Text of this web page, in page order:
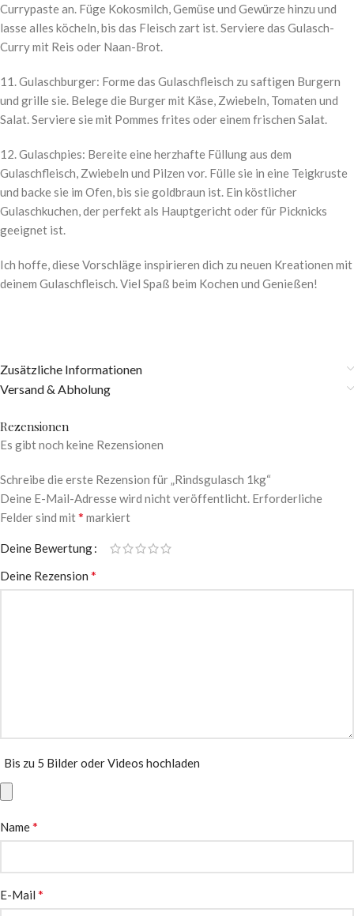
Currypaste an. Füge Kokosmilch, Gemüse und Gewürze hinzu und
lasse alles köcheln, bis das Fleisch zart ist. Serviere das Gulasch-
Curry mit Reis oder Naan-Brot.
11. Gulaschburger: Forme das Gulaschfleisch zu saftigen Burgern
und grille sie. Belege die Burger mit Käse, Zwiebeln, Tomaten und
Salat. Serviere sie mit Pommes frites oder einem frischen Salat.
12. Gulaschpies: Bereite eine herzhafte Füllung aus dem
Gulaschfleisch, Zwiebeln und Pilzen vor. Fülle sie in eine Teigkruste
und backe sie im Ofen, bis sie goldbraun ist. Ein köstlicher
Gulaschkuchen, der perfekt als Hauptgericht oder für Picknicks
geeignet ist.
Ich hoffe, diese Vorschläge inspirieren dich zu neuen Kreationen mit
deinem Gulaschfleisch. Viel Spaß beim Kochen und Genießen!
Zusätzliche Informationen
Versand & Abholung
Rezensionen
Es gibt noch keine Rezensionen
Schreibe die erste Rezension für „Rindsgulasch 1kg“
Deine E-Mail-Adresse wird nicht veröffentlicht. Erforderliche
Felder sind mit* markiert
Deine Bewertung
Deine Rezension *
Bis zu 5 Bilder oder Videos hochladen
Name*
E-Mail *